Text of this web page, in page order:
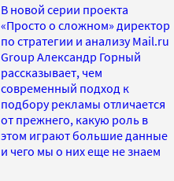
В новой серии проекта
«Просто о сложном» директор
по стратегии и анализу Mail.ru
Group Александр Горный
рассказывает, чем
современный подход к
подбору рекламы отличается
от прежнего, какую роль в
этом играют большие данные
и чего мы о них еще не знаем